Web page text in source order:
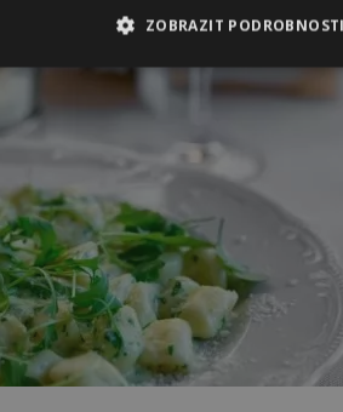
ZOBRAZIT PODROBNOSTI